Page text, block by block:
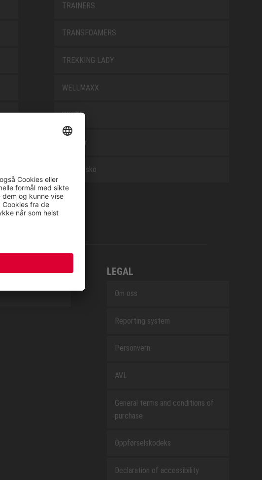
TRAINERS
TRANSFOAMERS
TREKKING LADY
WELLMAXX
WHITE
Tilbehør
Arbeidssko
LEGAL
Om oss
Reporting system
Personvern
AVL
General terms and conditions of
purchase
Oppførselskodeks
Declaration of accessibility